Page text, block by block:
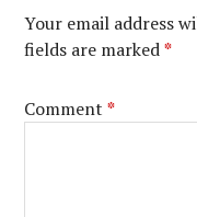
Your email address
fields are marked*
Comment*